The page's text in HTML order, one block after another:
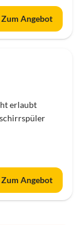
Zum Angebot
Top-Inserat
erlaubt
Zum Angebot